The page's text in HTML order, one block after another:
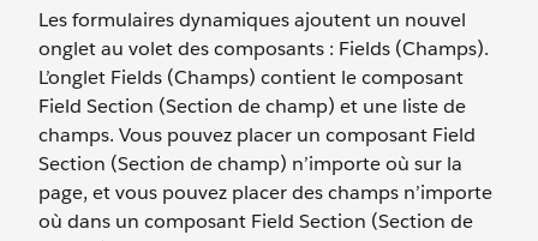
Les formulaires dynamiques ajoutent un nouvel
onglet au volet des composants : Fields (Champs).
L’onglet Fields (Champs) contient le composant
Field Section (Section de champ) et une liste de
champs. Vous pouvez placer un composant Field
Section (Section de champ) n’importe où sur la
page, et vous pouvez placer des champs n’importe
où dans un composant Field Section (Section de